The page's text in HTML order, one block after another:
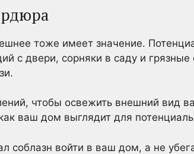
тоже имеет значение.
с двери, сорняки в саду и
чтобы освежить внешний вид
ваш дом выглядит для
соблазн войти в ваш дом, а не